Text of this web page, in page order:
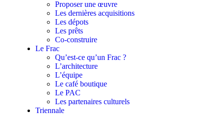
Proposer une œuvre
Les dernières acquisitions
Les dépots
Les prêts
Co-construire
Le Frac
Qu’est-ce qu’un Frac ?
L’architecture
L’équipe
Le café boutique
Le PAC
Les partenaires culturels
Triennale